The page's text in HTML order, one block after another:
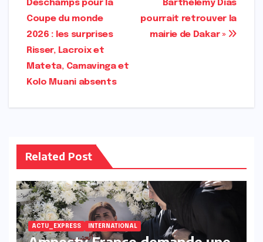
de
l’article
Barthélémy Dias
pourrait retrouver la
mairie de Dakar »
Deschamps pour la
Coupe du monde
2026 : les surprises
Risser, Lacroix et
Mateta, Camavinga et
Kolo Muani absents
Related Post
ACTU_EXPRESS INTERNATIONAL